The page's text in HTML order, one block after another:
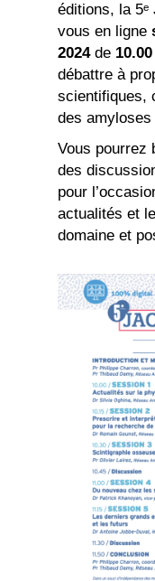
éditions, la 5ᵉ
vous en ligne
2024de
débattre à
scientifiques,
des
Vous pourrez
des
pour
actualités et
domaine et